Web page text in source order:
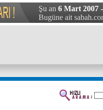
Şu an 6 Mart 2007 -
Bugüne ait